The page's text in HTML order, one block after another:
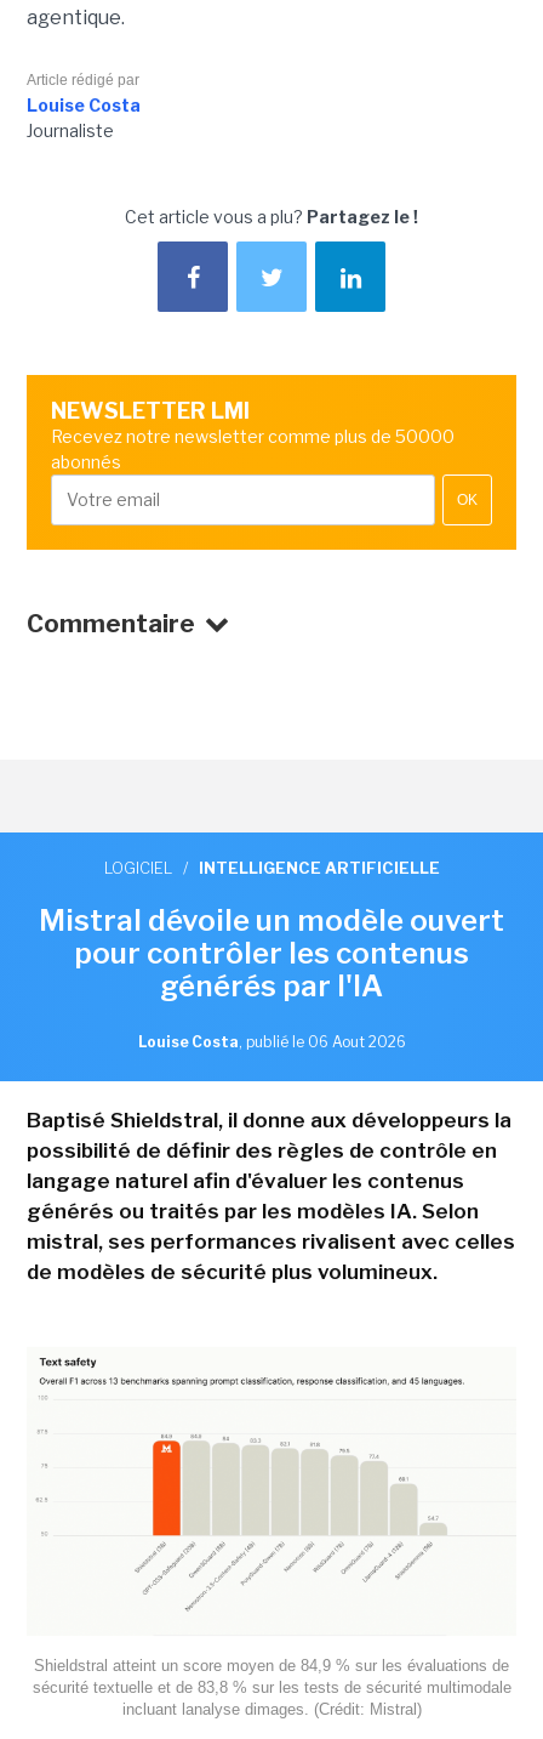
agentique.
Article rédigé par
Louise Costa
Journaliste
Cet article vous a plu? Partagez le !
NEWSLETTER LMI
Recevez notre newsletter comme plus de 50000
abonnés
OK
Commentaire
LOGICIEL / INTELLIGENCE ARTIFICIELLE
Mistral dévoile un modèle ouvert
pour contrôler les contenus
générés par l'IA
Louise Costa, publié le 06 Aout 2026
Baptisé Shieldstral, il donne aux développeurs la
possibilité de définir des règles de contrôle en
langage naturel afin d'évaluer les contenus
générés ou traités par les modèles IA. Selon
mistral, ses performances rivalisent avec celles
de modèles de sécurité plus volumineux.
Shieldstral atteint un score moyen de 84,9 % sur les évaluations de
sécurité textuelle et de 83,8 % sur les tests de sécurité multimodale
incluant lanalyse dimages. (Crédit: Mistral)